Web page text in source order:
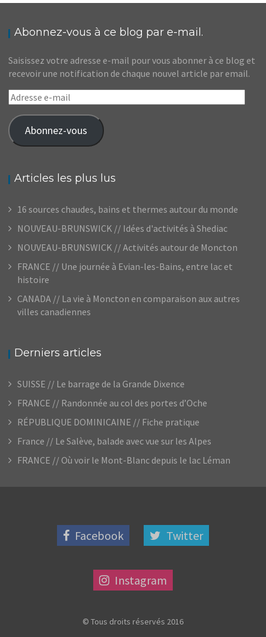
Abonnez-vous à ce blog par e-mail.
Saisissez votre adresse e-mail pour vous abonner à ce blog et
recevoir une notification de chaque nouvel article par email.
Adresse
e-
mail
Abonnez-vous
Articles les plus lus
16 sources chaudes, bains et thermes autour du monde
NOUVEAU-BRUNSWICK // Idées d'activités à Shediac
NOUVEAU-BRUNSWICK // Activités autour de Moncton
FRANCE // Une journée à Evian-les-Bains, entre lac et
histoire
CANADA // La vie à Moncton en comparaison aux autres
villes canadiennes
Derniers articles
SUISSE // Le barrage de la Grande Dixence
FRANCE // Randonnée au col des portes d’Oche
RÉPUBLIQUE DOMINICAINE // Fiche pratique
France // Le Salève, balade avec vue sur les Alpes
FRANCE // Où voir le Mont-Blanc depuis le lac Léman
Facebook Twitter
Instagram
© Tous droits réservés 2016